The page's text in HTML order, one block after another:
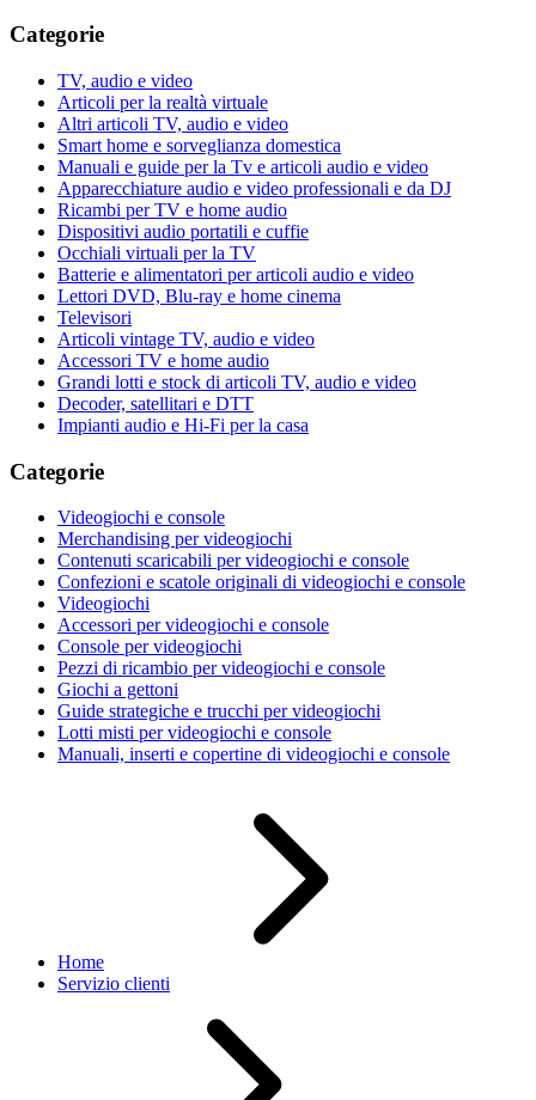
Categorie
TV, audio e video
Articoli per la realtà virtuale
Altri articoli TV, audio e video
Smart home e sorveglianza domestica
Manuali e guide per la Tv e articoli audio e video
Apparecchiature audio e video professionali e da DJ
Ricambi per TV e home audio
Dispositivi audio portatili e cuffie
Occhiali virtuali per la TV
Batterie e alimentatori per articoli audio e video
Lettori DVD, Blu-ray e home cinema
Televisori
Articoli vintage TV, audio e video
Accessori TV e home audio
Grandi lotti e stock di articoli TV, audio e video
Decoder, satellitari e DTT
Impianti audio e Hi-Fi per la casa
Categorie
Videogiochi e console
Merchandising per videogiochi
Contenuti scaricabili per videogiochi e console
Confezioni e scatole originali di videogiochi e console
Videogiochi
Accessori per videogiochi e console
Console per videogiochi
Pezzi di ricambio per videogiochi e console
Giochi a gettoni
Guide strategiche e trucchi per videogiochi
Lotti misti per videogiochi e console
Manuali, inserti e copertine di videogiochi e console
Home
Servizio clienti